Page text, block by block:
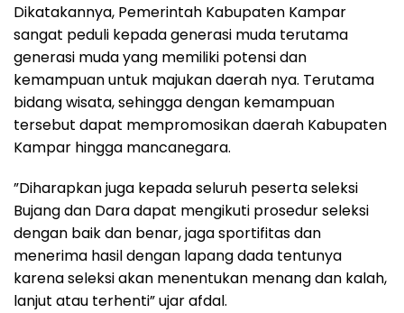
Dikatakannya, Pemerintah Kabupaten Kampar
sangat peduli kepada generasi muda terutama
generasi muda yang memiliki potensi dan
kemampuan untuk majukan daerah nya. Terutama
bidang wisata, sehingga dengan kemampuan
tersebut dapat mempromosikan daerah Kabupaten
Kampar hingga mancanegara.
”Diharapkan juga kepada seluruh peserta seleksi
Bujang dan Dara dapat mengikuti prosedur seleksi
dengan baik dan benar, jaga sportifitas dan
menerima hasil dengan lapang dada tentunya
karena seleksi akan menentukan menang dan kalah,
lanjut atau terhenti” ujar afdal.